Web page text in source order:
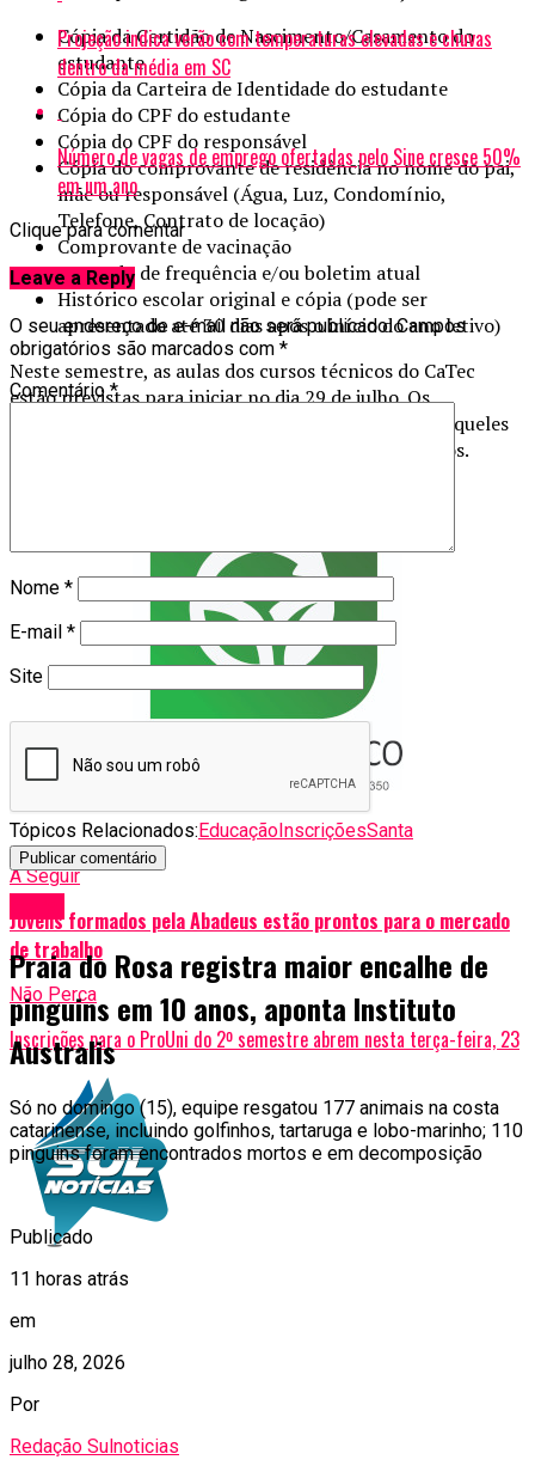
Cópia da Certidão de Nascimento/Casamento do
estudante
Cópia da Carteira de Identidade do estudante
Cópia do CPF do estudante
Cópia do CPF do responsável
Cópia do comprovante de residência no nome do pai,
mãe ou responsável (Água, Luz, Condomínio,
Telefone, Contrato de locação)
Comprovante de vacinação
Atestado de frequência e/ou boletim atual
Histórico escolar original e cópia (pode ser
apresentado até 30 dias após o início do ano letivo)
Neste semestre, as aulas dos cursos técnicos do CaTec
estão previstas para iniciar no dia 29 de julho. Os
estudantes matriculados receberão alimentação e aqueles
com direito ao transporte escolar serão beneficiados.
Tópicos Relacionados: Educação InscriçõesSanta
CatarinaTécnica
A Seguir
Jovens formados pela Abadeus estão prontos para o mercado
de trabalho
Não Perca
Inscrições para o ProUni do 2º semestre abrem nesta terça-feira, 23
Projeção indica verão com temperaturas elevadas e chuvas
dentro da média em SC
Número de vagas de emprego ofertadas pelo Sine cresce 50%
em um ano
Clique para comentar
Leave a Reply
O seu endereço de e-mail não será publicado. Campos
obrigatórios são marcados com *
Comentário*
Nome *
E-mail *
Site
Praia do Rosa registra maior encalhe de
pinguins em 10 anos, aponta Instituto
Australis
Só no domingo (15), equipe resgatou 177 animais na costa
catarinense, incluindo golfinhos, tartaruga e lobo-marinho; 110
pinguins foram encontrados mortos e em decomposição
Publicado
11 horas atrás
em
julho 28, 2026
Por
Redação Sulnoticias